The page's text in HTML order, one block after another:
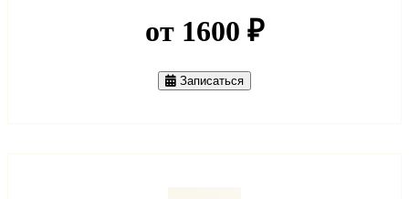
от 1600 ₽
Записаться